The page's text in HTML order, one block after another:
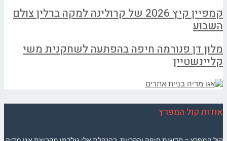
קמפיין קיץ 2026 של קרולינה למקה ברלין צולם
השבוע
מלון דן פנורמה חיפה בהפתעה לשחקנית משי
קליינשטיין
אודות קול המפרץ